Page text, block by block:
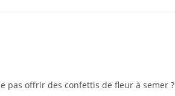
pas offrir des confettis de fleur à semer ?